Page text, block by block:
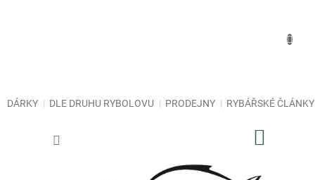
DÁRKY DLE DRUHU RYBOLOVU PRODEJNY RYBÁŘSKÉ ČLÁNKY